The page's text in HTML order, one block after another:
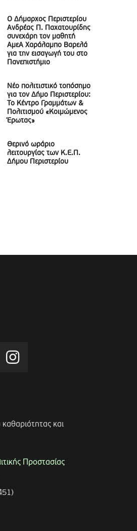
Ο Δήμαρχος Περιστερίου
Ανδρέας Π. Παχατουρίδης
συνεχάρη τον μαθητή
ΑμεΑ Χαράλαμπο Βαρελά
για την εισαγωγή του στο
Πανεπιστήμιο
Νέο πολιτιστικό τοπόσημο
για τον Δήμο Περιστερίου:
Το Κέντρο Γραμμάτων &
Πολιτισμού «Κοιμώμενος
Έρωτας»
Θερινό ωράριο
λειτουργίας των Κ.Ε.Π.
Δήμου Περιστερίου
και
Προστασίας